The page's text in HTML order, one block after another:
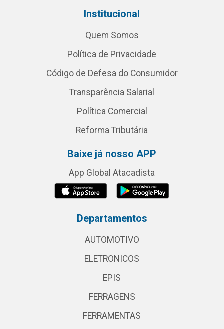
Institucional
Quem Somos
Política de Privacidade
Código de Defesa do Consumidor
Transparência Salarial
Política Comercial
Reforma Tributária
Baixe já nosso APP
App Global Atacadista
Departamentos
AUTOMOTIVO
ELETRONICOS
EPIS
FERRAGENS
FERRAMENTAS